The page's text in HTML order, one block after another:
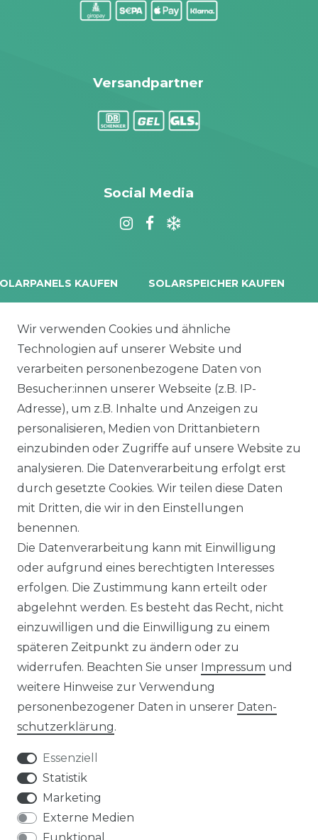
Versandpartner
Social Media
KAUFEN
Solar Module
SOLARSPEICHER KAUFEN
10 kWh Batteriespeicher
Solplanet Batteriespeicher
Growatt Speicher
Trina Solar Speicher
Wechselrichter
Wechselrichter
ZUBEHÖR
Unterkonstruktion
Weiteres Zubehör
Wp Balkonkraftwerk
mit Speicher
NOAH 2000
NEXA 2000
PV-KOMPLETTSETS
Solaranlagen mit Speicher
Insel Solaranlagen
10 kW PV-Anlage mit Speicher
8 kWp Solaranlagen
15 kWp Solaranlagen
20 kWp Solaranlagen
25 kWp Solaranlagen
30 kWp Solaranlagen
Klimaanlagen
Klimaanlagen
Split Sets
Klimaanlagen
ÜBER UNS
Wir verwenden Cookies und ähnliche
Technologien auf unserer Website und
verarbeiten personenbezogene Daten von
Besucher:innen unserer Webseite (z.B. IP-
Adresse), um z.B. Inhalte und Anzeigen zu
personalisieren, Medien von Drittanbietern
einzubinden oder Zugriffe auf unsere Website zu
analysieren. Die Datenverarbeitung erfolgt erst
durch gesetzte Cookies. Wir teilen diese Daten
mit Dritten, die wir in den Einstellungen
benennen.
Die Datenverarbeitung kann mit Einwilligung
oder aufgrund eines berechtigten Interesses
erfolgen. Die Zustimmung kann erteilt oder
abgelehnt werden. Es besteht das Recht, nicht
einzuwilligen und die Einwilligung zu einem
späteren Zeitpunkt zu ändern oder zu
widerrufen. Beachten Sie unser Impressum und
weitere Hinweise zur Verwendung
personenbezogener Daten in unserer Daten­
schutz­erklärung.
Essenziell
Statistik
Marketing
Externe Medien